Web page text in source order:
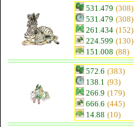
531.479 (308)
531.479 (308)
261.434 (152)
224.599 (130)
151.008 (88)
572.6 (383)
138.1 (93)
266.9 (179)
666.6 (445)
14.88 (10)